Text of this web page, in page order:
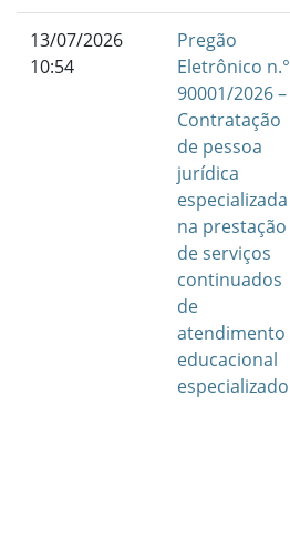
13/07/2026
10:54
Pregão
Eletrônico n.°
90001/2026 –
Contratação
de pessoa
jurídica
especializada
na prestação
de serviços
continuados
de
atendimento
educacional
especializado